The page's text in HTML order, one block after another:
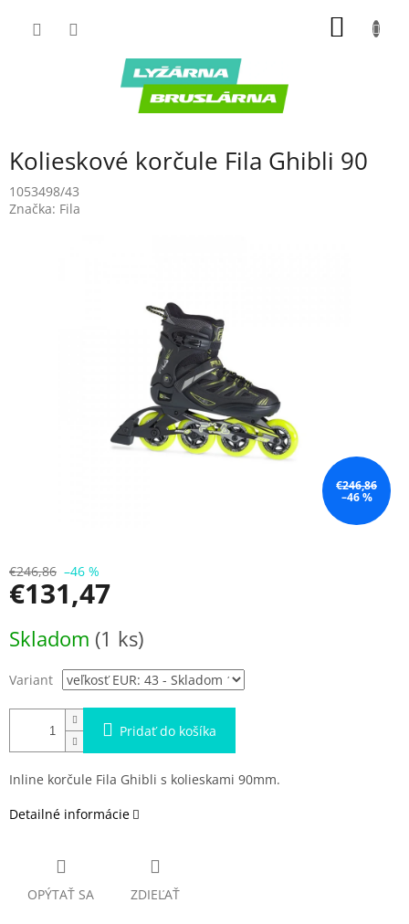
Kolieskové korčule Fila Ghibli 90
1053498/43
Značka: Fila
€246,86
–46 %
€246,86 –46 %
€131,47
cena:
Skladom (1 ks)
Variant
Pridať do košíka
Inline korčule Fila Ghibli s kolieskami 90mm.
Detailné informácie
OPÝTAŤ SA ZDIEĽAŤ